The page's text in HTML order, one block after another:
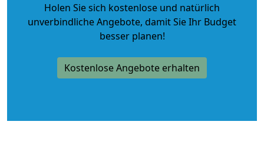
Holen Sie sich kostenlose und natürlich
unverbindliche Angebote, damit Sie Ihr Budget
besser planen!
Kostenlose Angebote erhalten